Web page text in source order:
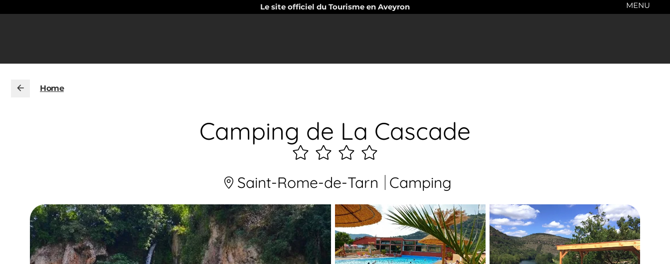
Le site officiel du Tourisme en Aveyron MENU
Home
Camping de La Cascade
4
étoiles
Saint-Rome-de-Tarn Camping